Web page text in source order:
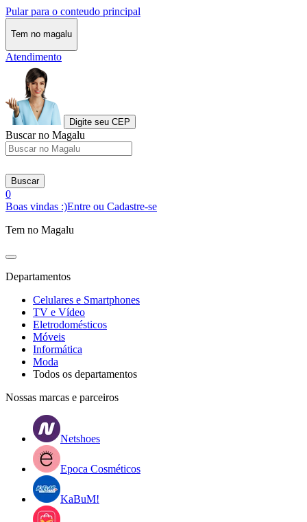
Pular para o conteudo principal
Tem no magalu
Atendimento
Digite seu CEP
Buscar no Magalu
Buscar
0
Boas vindas :)Entre ou Cadastre-se
Tem no Magalu
Departamentos
Celulares e Smartphones
TV e Vídeo
Eletrodomésticos
Móveis
Informática
Moda
Todos os departamentos
Nossas marcas e parceiros
Netshoes
Epoca Cosméticos
KaBuM!